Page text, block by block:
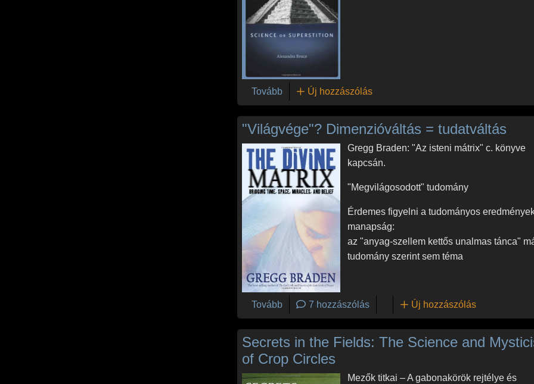
Tovább(2012: Science or Superstition )
Új hozzászólás
"Világvége"? Dimenzióváltás = tudatváltás
Gregg Braden: "Az isteni mátrix" c. könyve
kapcsán.
"Megvilágosodott" tudomány
Érdemes figyelni a tudományos
manapság:
az "anyag-szellem kettős unalmas tánca"
tudomány szerint sem téma
Tovább("Világvége"? Dimenzióváltás = tudatváltás)
7 hozzászólás Új hozzászólás
Secrets in the Fields: The Science and
of Crop Circles
Mezők titkai – A gabonakörök rejtélye és